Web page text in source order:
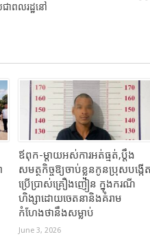
ជាពលរដ្ឋនៅ
ឪពុក-ម្ដាយអស់ការអត់ធ្មត់,ប្ដឹង
សមត្ថកិច្ចឱ្យចាប់ខ្លួនកូនប្រុសបង្កើ
ប្រើប្រាស់គ្រឿងញៀន ក្នុងករណី
ហិង្សាដោយចេតនានិងគំរាម
កំហែងថានឹងសម្លាប់
June 3, 2026